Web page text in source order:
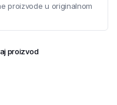
proizvode u originalnom
proizvod